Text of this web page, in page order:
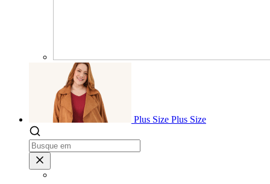
Plus Size Plus Size